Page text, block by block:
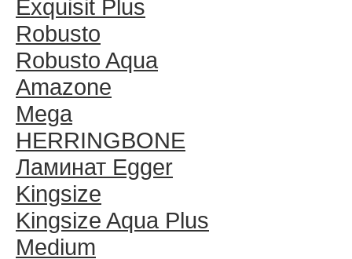
Exquisit Plus
Robusto
Robusto Aqua
Amazone
Mega
HERRINGBONE
Ламинат Egger
Kingsize
Kingsize Aqua Plus
Medium